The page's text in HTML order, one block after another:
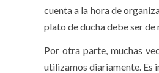
cuenta a la hora de
plato de ducha debe ser de
Por otra parte, muchas
utilizamos diariamente. Es